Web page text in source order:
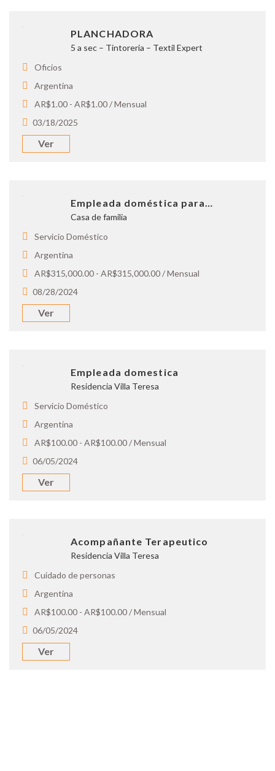
PLANCHADORA
5 a sec – Tintoreria – Textil Expert
Oficios
Argentina
AR$1.00 - AR$1.00 / Mensual
03/18/2025
Ver
Empleada doméstica para…
Casa de familia
Servicio Doméstico
Argentina
AR$315,000.00 - AR$315,000.00 / Mensual
08/28/2024
Ver
Empleada domestica
Residencia Villa Teresa
Servicio Doméstico
Argentina
AR$100.00 - AR$100.00 / Mensual
06/05/2024
Ver
Acompañante Terapeutico
Residencia Villa Teresa
Cuidado de personas
Argentina
AR$100.00 - AR$100.00 / Mensual
06/05/2024
Ver